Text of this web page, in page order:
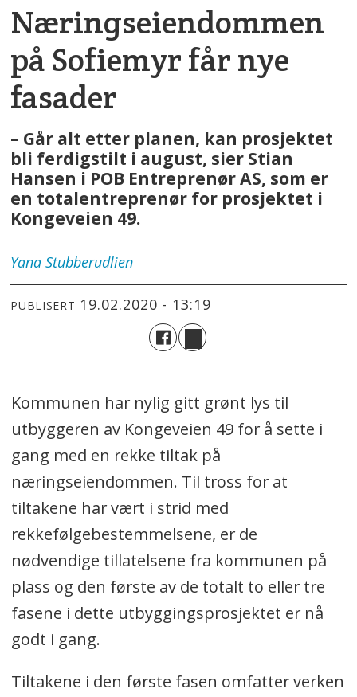
Næringseiendommen
på Sofiemyr får nye
fasader
– Går alt etter planen, kan prosjektet
bli ferdigstilt i august, sier Stian
Hansen i POB Entreprenør AS, som er
en totalentreprenør for prosjektet i
Kongeveien 49.
Yana Stubberudlien
PUBLISERT 19.02.2020 - 13:19
Kommunen har nylig gitt grønt lys til
utbyggeren av Kongeveien 49 for å sette i
gang med en rekke tiltak på
næringseiendommen. Til tross for at
tiltakene har vært i strid med
rekkefølgebestemmelsene, er de
nødvendige tillatelsene fra kommunen på
plass og den første av de totalt to eller tre
fasene i dette utbyggingsprosjektet er nå
godt i gang.
Tiltakene i den første fasen omfatter verken